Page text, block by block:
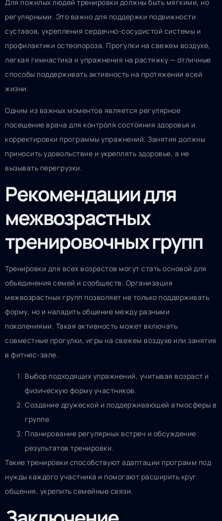
Для пожилых людей тренировки должны быть мягкими, но
регулярными. Это важно для поддержки подвижности
суставов, укрепления сердечно-сосудистой системы и
профилактики остеопороза. Прогулки на свежем воздухе,
легкая гимнастика и упражнения на растяжку — отличные
способы поддерживать активность на протяжении всей
жизни.
Одним из важных моментов является регулярное
посещение врача для контроля состояния здоровья и
корректировки программы упражнений. Занятия должны
приносить удовольствие и укреплять здоровье, а не
вызывать перегрузки.
Рекомендации для
межвозрастных
тренировочных групп
Тренировки для всех возрастов могут стать основой для
объединения семей и сообществ. Организация
межвозрастных групп позволяет не только поддерживать
форму, но и наладить общение между разными
поколениями. Такая активность может включать
совместные прогулки, игры на свежем воздухе или занятия
в фитнес-зале.
Выбор подходящих упражнений, учитывая возраст и
физическую форму участников.
Создание дружеской и поддерживающей атмосферы в
группе.
Планирование регулярных встреч и обсуждение
результатов тренировки.
Такие тренировки способствуют адаптации программ под
нужды каждого участника и помогают расширить круг
общения, укрепить семейные связи.